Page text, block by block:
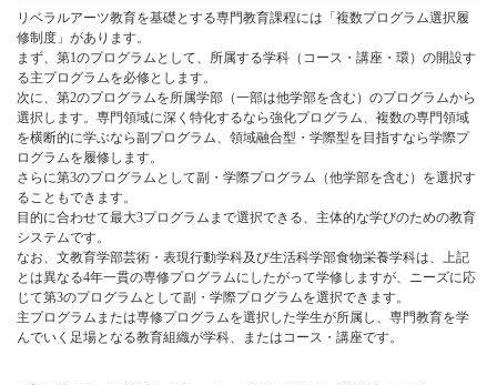
リベラルアーツ教育を基礎とする専門教育課程には「複数プログラム選択履
修制度」があります。
まず、第1のプログラムとして、所属する学科（コース・講座・環）の開設す
る主プログラムを必修とします。
次に、第2のプログラムを所属学部（一部は他学部を含む）のプログラムから
選択します。専門領域に深く特化するなら強化プログラム、複数の専門領域
を横断的に学ぶなら副プログラム、領域融合型・学際型を目指すなら学際プ
ログラムを履修します。
さらに第3のプログラムとして副・学際プログラム（他学部を含む）を選択す
ることもできます。
目的に合わせて最大3プログラムまで選択できる、主体的な学びのための教育
システムです。
なお、文教育学部芸術・表現行動学科及び生活科学部食物栄養学科は、上記
とは異なる4年一貫の専修プログラムにしたがって学修しますが、ニーズに応
じて第3のプログラムとして副・学際プログラムを選択できます。
主プログラムまたは専修プログラムを選択した学生が所属し、専門教育を学
んでいく足場となる教育組織が学科、またはコース・講座です。